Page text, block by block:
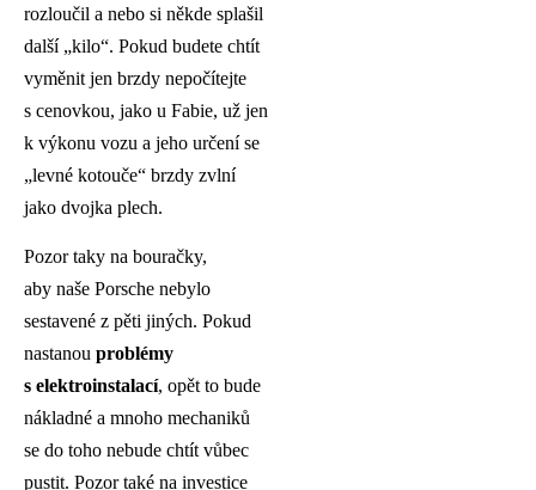
rozloučil a nebo si někde splašil
další „kilo“. Pokud budete chtít
vyměnit jen brzdy nepočítejte
s cenovkou, jako u Fabie, už jen
k výkonu vozu a jeho určení se
„levné kotouče“ brzdy zvlní
jako dvojka plech.
Pozor taky na bouračky,
aby naše Porsche nebylo
sestavené z pěti jiných. Pokud
nastanou problémy
s elektroinstalací, opět to bude
nákladné a mnoho mechaniků
se do toho nebude chtít vůbec
pustit. Pozor také na investice